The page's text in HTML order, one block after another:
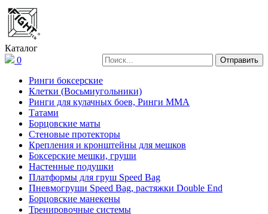
Каталог
0
Ринги боксерские
Клетки (Восьмиугольники)
Ринги для кулачных боев, Ринги ММА
Татами
Борцовские маты
Стеновые протекторы
Крепления и кронштейны для мешков
Боксерские мешки, груши
Настенные подушки
Платформы для груш Speed Bag
Пневмогруши Speed Bag, растяжки Double End
Борцовские манекены
Тренировочные системы